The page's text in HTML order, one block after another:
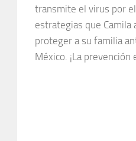
transmite el virus por
estrategias que Camila
proteger a su familia
México. ¡La prevención